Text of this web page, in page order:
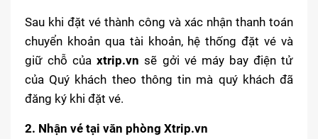
Sau khi đặt vé thành công và xác nhận thanh toán
chuyển khoản qua tài khoản, hệ thống đặt vé và
giữ chỗ củaxtrip.vn sẽ gởi vé máy bay điện tử
của Quý khách theo thông tin mà quý khách đã
đăng ký khi đặt vé.
2. Nhận vé tại văn phòng Xtrip.vn